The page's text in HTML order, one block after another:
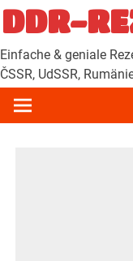
Zum
Inhalt
springen
DDR-
Einfache & geniale
ČSSR, UdSSR,